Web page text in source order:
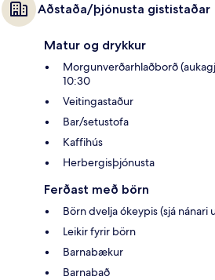
Aðstaða/þjónusta gististaðar
Matur og drykkur
Morgunverðarhlaðborð
10:30
Veitingastaður
Bar/setustofa
Kaffihús
Herbergisþjónusta
Ferðast með börn
Börn dvelja ókeypis (sjá nánari
Leikir fyrir börn
Barnabækur
Barnabað